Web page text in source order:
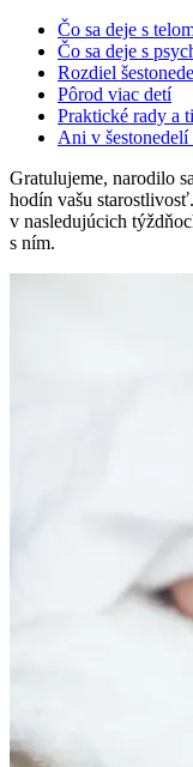
Čo sa deje s
Čo sa deje s
Rozdiel
Pôrod viac detí
Praktické rady a
Ani v
Gratulujeme, narodilo
hodín vašu
v nasledujúcich
s ním.